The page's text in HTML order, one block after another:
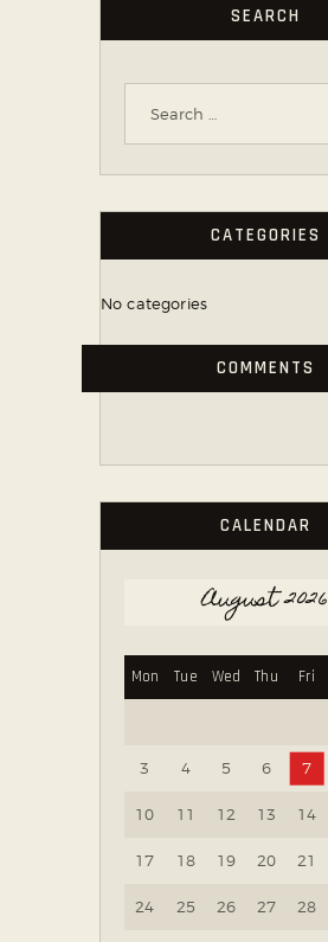
SEARCH
CATEGORIES
No categories
COMMENTS
CALENDAR
August 2026
Mon Tue Wed Thu Fri
3 4 5 6 7
10 11 12 13 14
17 18 19 20 21
24 25 26 27 28